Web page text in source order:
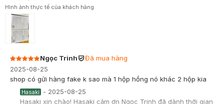
Hình ảnh thực tế của khách hàng
Ngọc Trinh
Đã mua hàng
2025-08-25
shop có gửi hàng fake k sao mà 1 hộp hồng nó khác 2 hộp kia
Hasaki - 2025-08-25
Hasaki xin chào! Hasaki cảm ơn Ngọc Trinh đã dành thời gian